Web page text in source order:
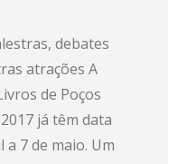
debates
atrações A
de Poços
já têm data
a 7 de maio. Um